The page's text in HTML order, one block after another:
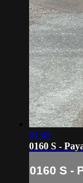
01:45
0160 S -
0160 S -